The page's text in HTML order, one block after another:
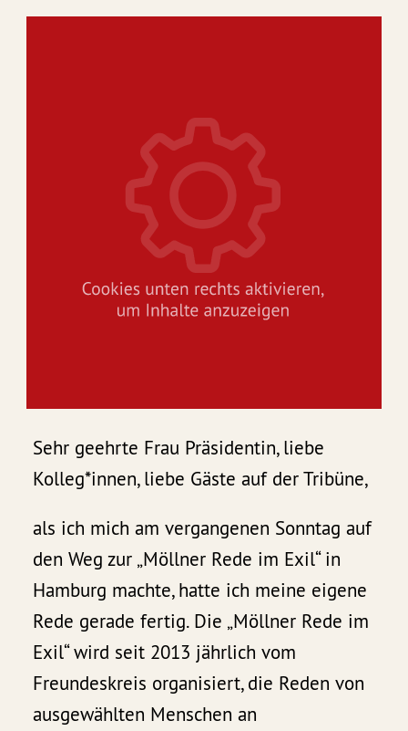
Sehr geehrte Frau Präsidentin, liebe
Kolleg*innen, liebe Gäste auf der Tribüne,
als ich mich am vergangenen Sonntag auf
den Weg zur „Möllner Rede im Exil“ in
Hamburg machte, hatte ich meine eigene
Rede gerade fertig. Die „Möllner Rede im
Exil“ wird seit 2013 jährlich vom
Freundeskreis organisiert, die Reden von
ausgewählten Menschen an